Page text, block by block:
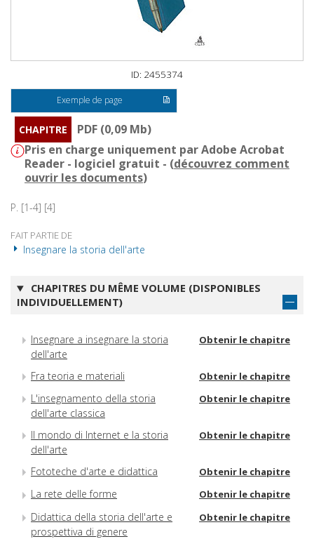
ID: 2455374
Exemple de page
CHAPITRE
PDF (0,09 Mb)
Pris en charge uniquement par Adobe Acrobat
Reader - logiciel gratuit - (découvrez comment
ouvrir les documents)
P. [1-4] [4]
FAIT PARTIE DE
Insegnare la storia dell'arte
CHAPITRES DU MÊME VOLUME (DISPONIBLES
INDIVIDUELLEMENT)
Insegnare a insegnare la storia
dell'arte
Obtenir le chapitre
Fra teoria e materiali Obtenir le chapitre
L'insegnamento della storia
dell'arte classica
Obtenir le chapitre
Il mondo di Internet e la storia
dell'arte
Obtenir le chapitre
Fototeche d'arte e didattica Obtenir le chapitre
La rete delle forme Obtenir le chapitre
Didattica della storia dell'arte e
prospettiva di genere
Obtenir le chapitre